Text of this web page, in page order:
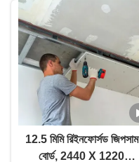
12.5 মিমি রিইনফোর্সড জিপসাম
বোর্ড, 2440 X 1220